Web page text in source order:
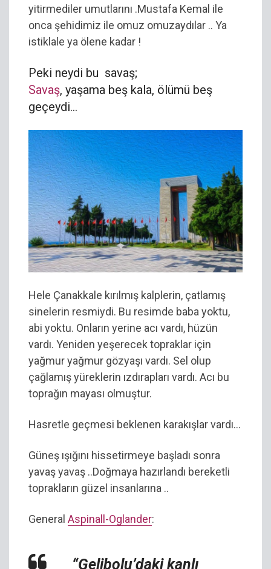
yitirmediler umutlarını .Mustafa Kemal ile
onca şehidimiz ile omuz omuzaydılar .. Ya
istiklale ya ölene kadar !
Peki neydi bu savaş;
Savaş, yaşama beş kala, ölümü beş
geçeydi…
Hele Çanakkale kırılmış kalplerin, çatlamış
sinelerin resmiydi. Bu resimde baba yoktu,
abi yoktu. Onların yerine acı vardı, hüzün
vardı. Yeniden yeşerecek topraklar için
yağmur yağmur gözyaşı vardı. Sel olup
çağlamış yüreklerin ızdırapları vardı. Acı bu
toprağın mayası olmuştur.
Hasretle geçmesi beklenen karakışlar vardı…
Güneş ışığını hissetirmeye başladı sonra
yavaş yavaş ..Doğmaya hazırlandı bereketli
toprakların güzel insanlarına ..
General Aspinall-Oglander:
“Gelibolu’daki kanlı